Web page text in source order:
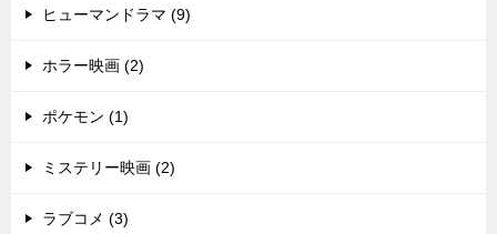
ヒューマンドラマ (9)
ホラー映画 (2)
ポケモン (1)
ミステリー映画 (2)
ラブコメ (3)